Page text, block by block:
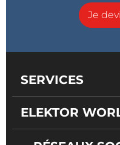
Je
SERVICES
ELEKTOR